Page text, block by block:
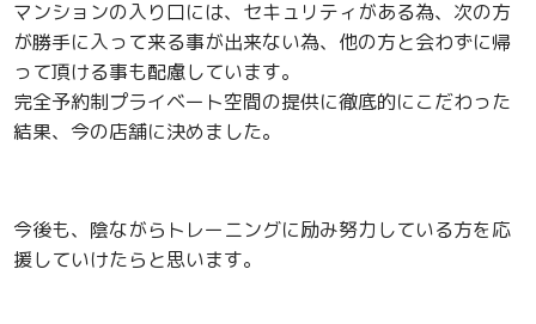
マンションの入り口には、セキュリティがある為、次の方
が勝手に入って来る事が出来ない為、他の方と会わずに帰
って頂ける事も配慮しています。
完全予約制プライベート空間の提供に徹底的にこだわった
結果、今の店舗に決めました。
今後も、陰ながらトレーニングに励み努力している方を応
援していけたらと思います。